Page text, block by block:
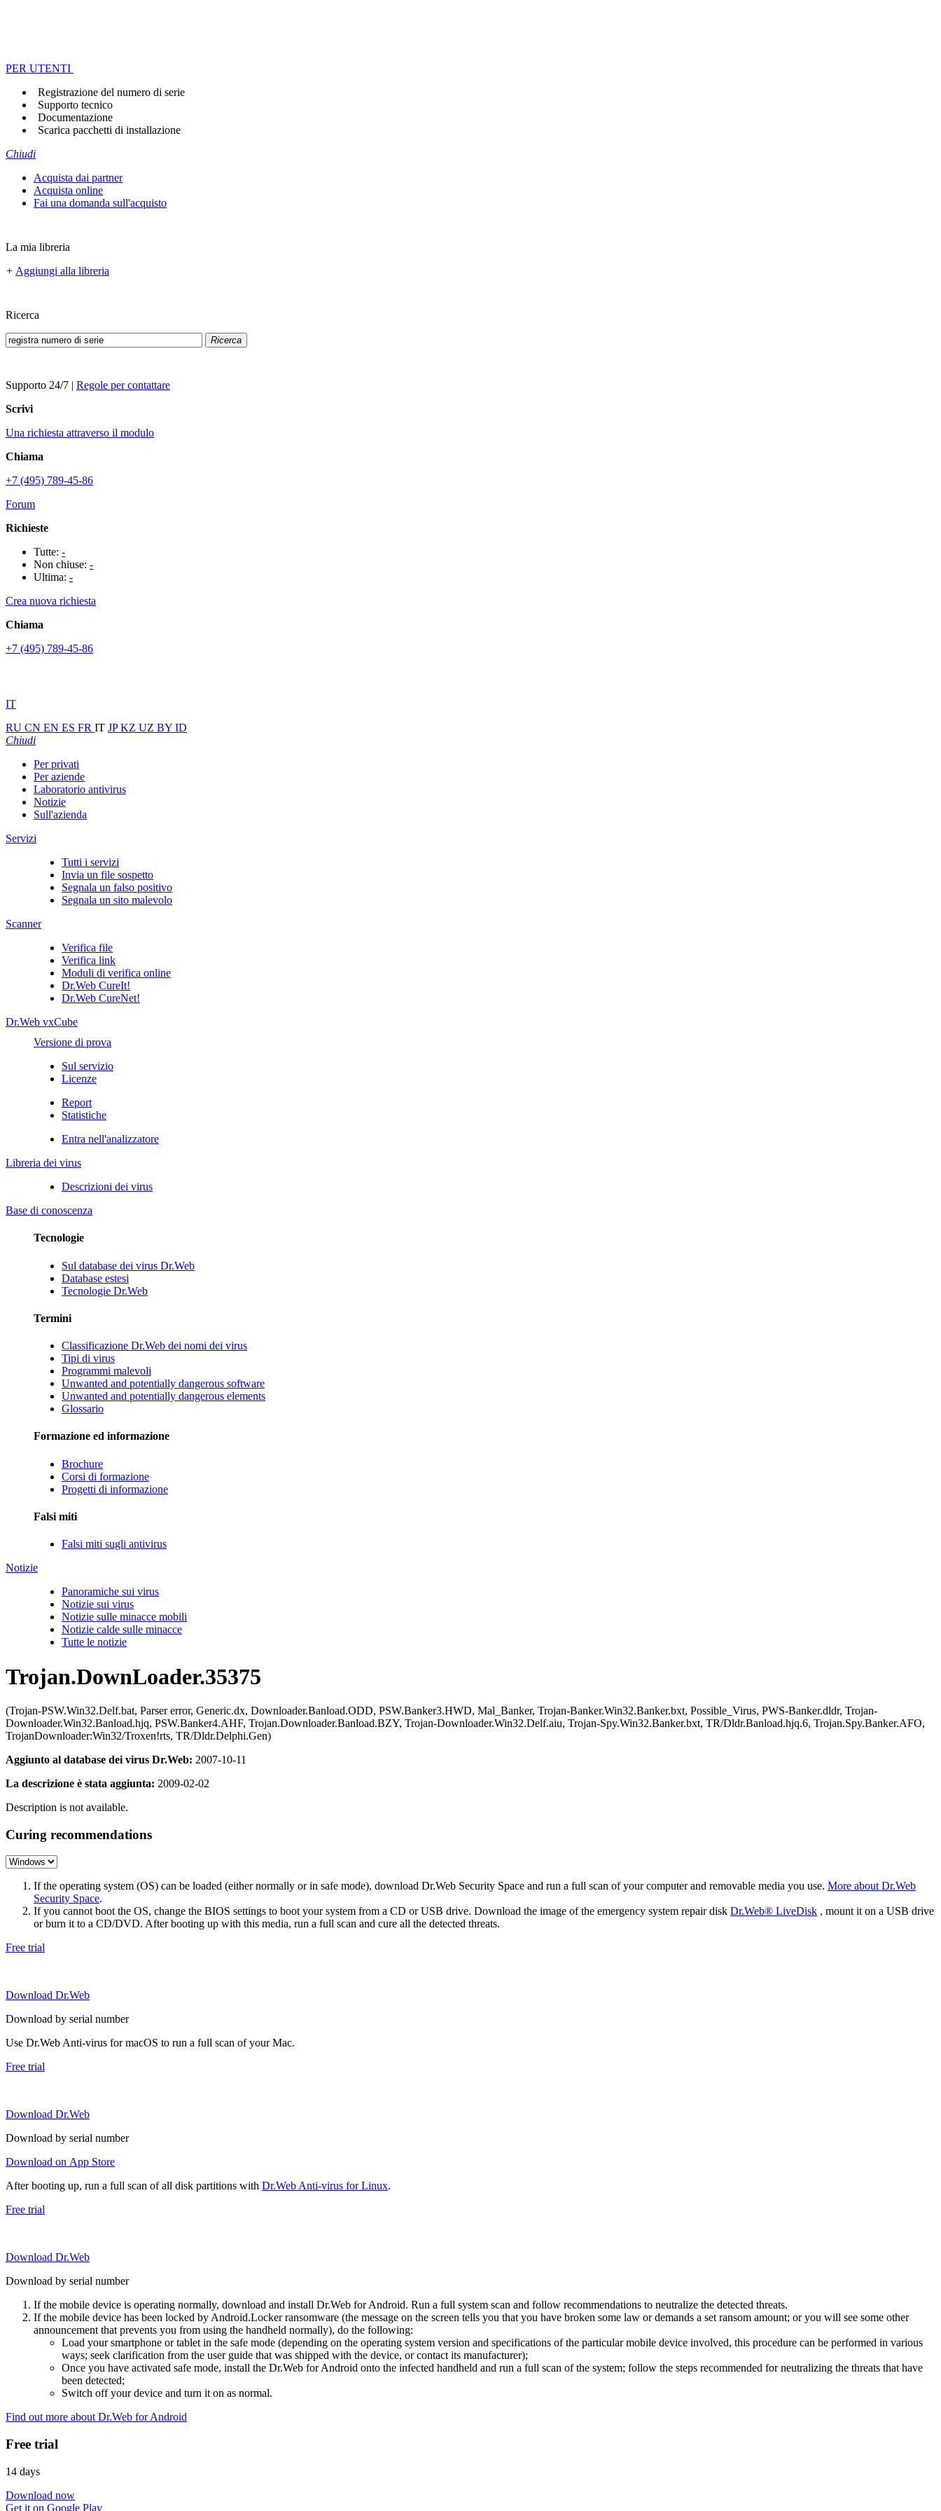
PER UTENTI
Registrazione del numero di serie
Supporto tecnico
Documentazione
Scarica pacchetti di installazione
Chiudi
Acquista dai partner
Acquista online
Fai una domanda sull'acquisto
La mia libreria
+ Aggiungi alla libreria
Ricerca
Ricerca
Supporto 24/7 | Regole per contattare
Scrivi
Una richiesta attraverso il modulo
Chiama
+7 (495) 789-45-86
Forum
Richieste
Tutte: -
Non chiuse: -
Ultima: -
Crea nuova richiesta
Chiama
+7 (495) 789-45-86
IT
RU CN EN ES FR IT JPKZ UZ BY ID
Chiudi
Per privati
Per aziende
Laboratorio antivirus
Notizie
Sull'azienda
Servizi
Tutti i servizi
Invia un file sospetto
Segnala un falso positivo
Segnala un sito malevolo
Scanner
Verifica file
Verifica link
Moduli di verifica online
Dr.Web CureIt!
Dr.Web CureNet!
Dr.Web vxCube
Versione di prova
Sul servizio
Licenze
Report
Statistiche
Entra nell'analizzatore
Libreria dei virus
Descrizioni dei virus
Base di conoscenza
Tecnologie
Sul database dei virus Dr.Web
Database estesi
Tecnologie Dr.Web
Termini
Classificazione Dr.Web dei nomi dei virus
Tipi di virus
Programmi malevoli
Unwanted and potentially dangerous software
Unwanted and potentially dangerous elements
Glossario
Formazione ed informazione
Brochure
Corsi di formazione
Progetti di informazione
Falsi miti
Falsi miti sugli antivirus
Notizie
Panoramiche sui virus
Notizie sui virus
Notizie sulle minacce mobili
Notizie calde sulle minacce
Tutte le notizie
Trojan.DownLoader.35375
(Trojan-PSW.Win32.Delf.bat, Parser error, Generic.dx, Downloader.Banload.ODD, PSW.Banker3.HWD, Mal_Banker, Trojan-Banker.Win32.Banker.bxt, Possible_Virus, PWS-Banker.dldr, Trojan-
Downloader.Win32.Banload.hjq, PSW.Banker4.AHF, Trojan.Downloader.Banload.BZY, Trojan-Downloader.Win32.Delf.aiu, Trojan-Spy.Win32.Banker.bxt, TR/Dldr.Banload.hjq.6, Trojan.Spy.Banker.AFO,
TrojanDownloader:Win32/Troxen!rts, TR/Dldr.Delphi.Gen)
Aggiunto al database dei virus Dr.Web: 2007-10-11
La descrizione è stata aggiunta: 2009-02-02
Description is not available.
Curing recommendations
If the operating system (OS) can be loaded (either normally or in safe mode), download Dr.Web Security Space and run a full scan of your computer and removable media you use. More about Dr.Web
Security Space.
If you cannot boot the OS, change the BIOS settings to boot your system from a CD or USB drive. Download the image of the emergency system repair disk Dr.Web® LiveDisk , mount it on a USB drive
or burn it to a CD/DVD. After booting up with this media, run a full scan and cure all the detected threats.
Free trial
Download Dr.Web
Download by serial number
Use Dr.Web Anti-virus for macOS to run a full scan of your Mac.
Free trial
Download Dr.Web
Download by serial number
Download on App Store
After booting up, run a full scan of all disk partitions with Dr.Web Anti-virus for Linux.
Free trial
Download Dr.Web
Download by serial number
If the mobile device is operating normally, download and install Dr.Web for Android. Run a full system scan and follow recommendations to neutralize the detected threats.
If the mobile device has been locked by Android.Locker ransomware (the message on the screen tells you that you have broken some law or demands a set ransom amount; or you will see some other
announcement that prevents you from using the handheld normally), do the following:
Load your smartphone or tablet in the safe mode (depending on the operating system version and specifications of the particular mobile device involved, this procedure can be performed in various
ways; seek clarification from the user guide that was shipped with the device, or contact its manufacturer);
Once you have activated safe mode, install the Dr.Web for Android onto the infected handheld and run a full scan of the system; follow the steps recommended for neutralizing the threats that have
been detected;
Switch off your device and turn it on as normal.
Find out more about Dr.Web for Android
Free trial
14 days
Download now
Get it on Google Play